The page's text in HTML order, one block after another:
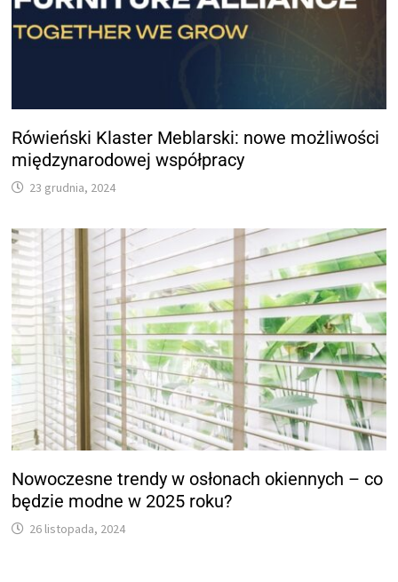
Rówieński Klaster Meblarski: nowe możliwości
międzynarodowej współpracy
23 grudnia, 2024
Nowoczesne trendy w osłonach okiennych – co
będzie modne w 2025 roku?
26 listopada, 2024